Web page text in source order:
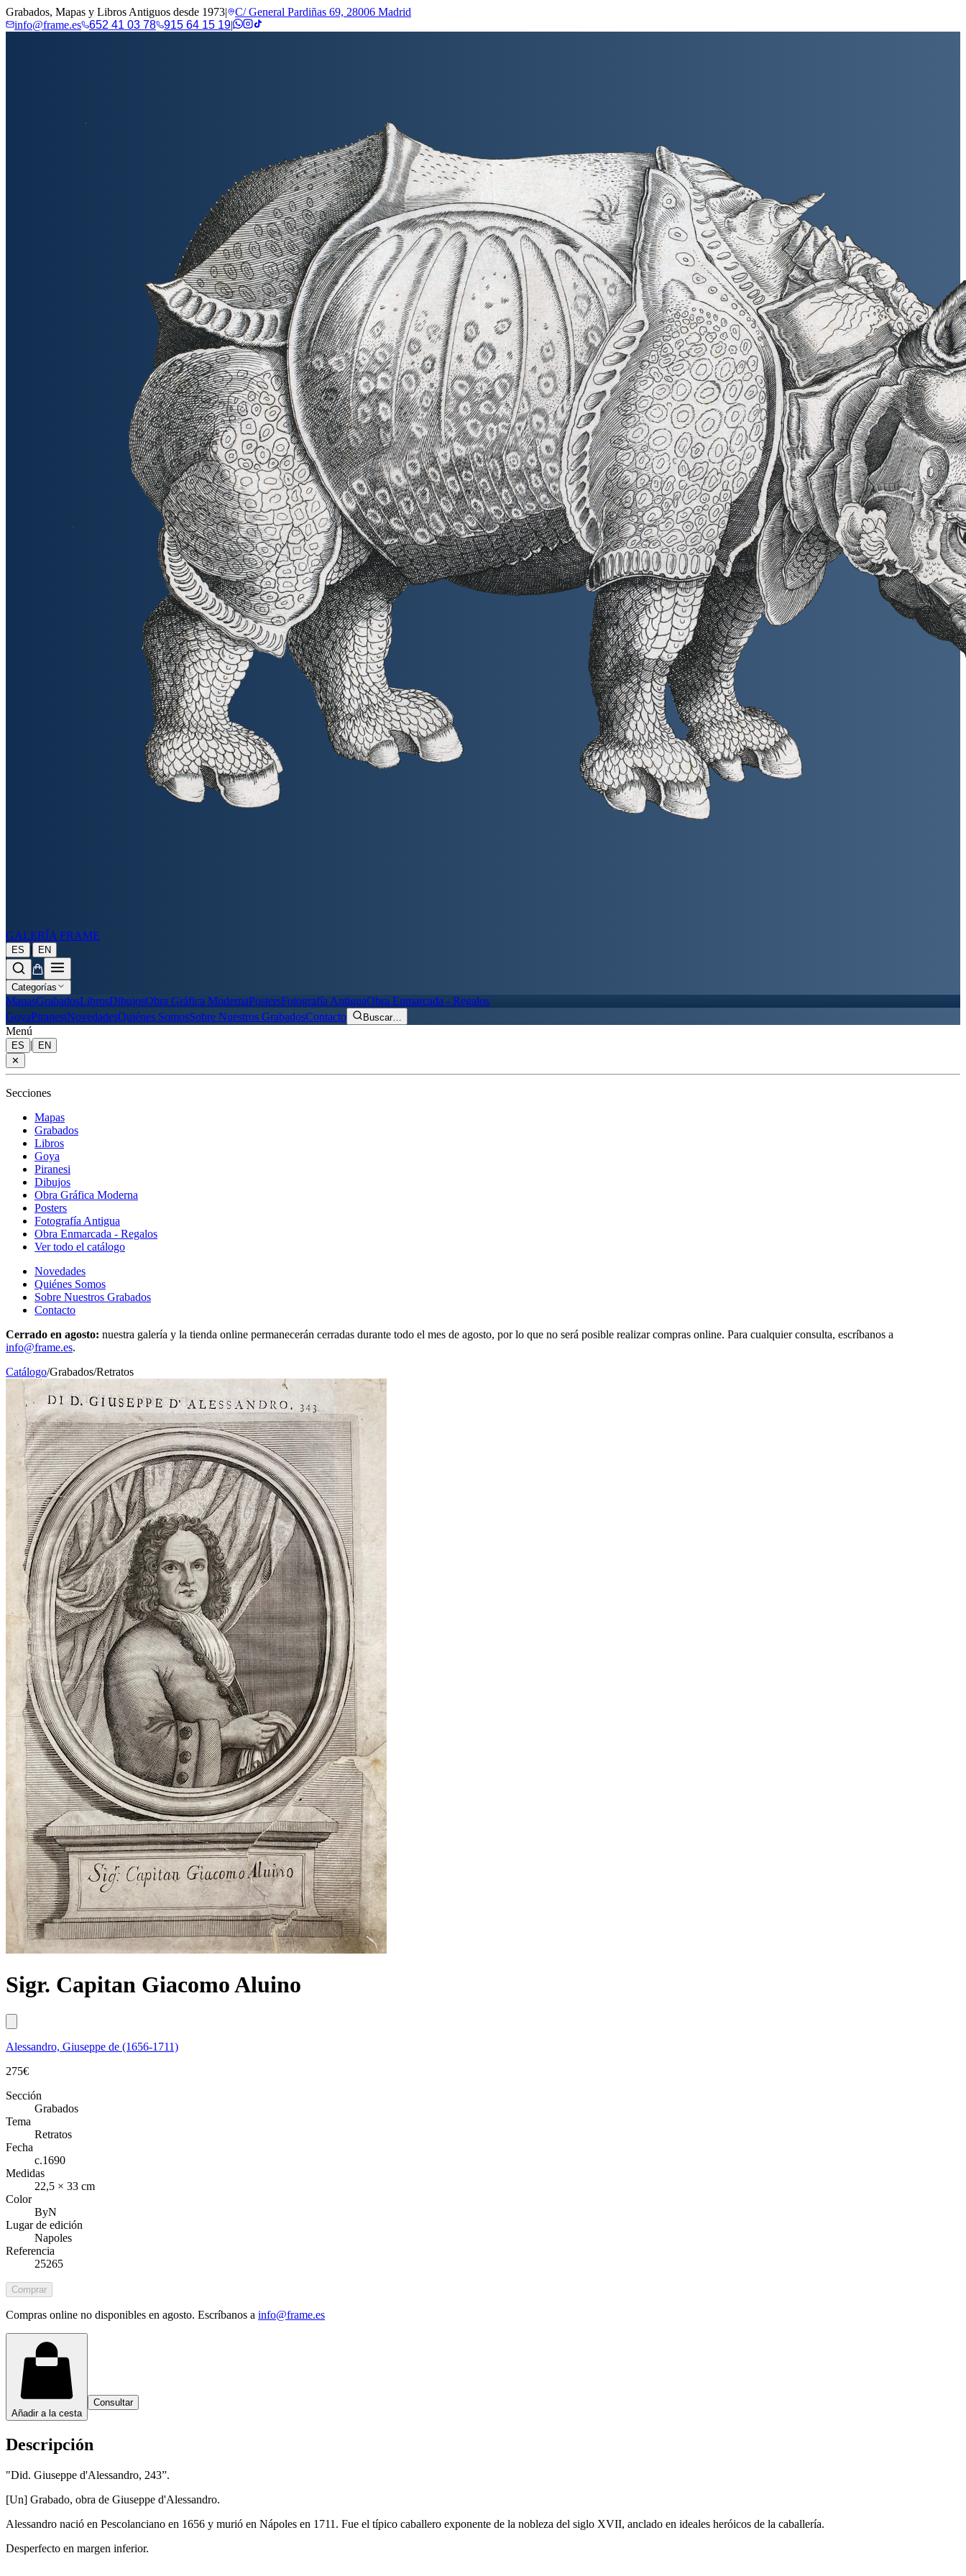
Grabados, Mapas y Libros Antiguos desde 1973|
C/ General Pardiñas 69, 28006 Madrid
info@frame.es
652 41 03 78 915 64 15 19|
GALERÍA FRAME
ES | EN
Categorías
MapasGrabadosLibrosDibujosObra Gráfica ModernaPostersFotografía AntiguaObra Enmarcada - Regalos
GoyaPiranesiNovedadesQuiénes SomosSobre Nuestros GrabadosContacto Buscar…
Menú
ES |
EN
✕
Secciones
Mapas
Grabados
Libros
Goya
Piranesi
Dibujos
Obra Gráfica Moderna
Posters
Fotografía Antigua
Obra Enmarcada - Regalos
Ver todo el catálogo
Novedades
Quiénes Somos
Sobre Nuestros Grabados
Contacto
Cerrado en agosto: nuestra galería y la tienda online permanecerán cerradas durante todo el mes de agosto, por lo que no será posible realizar compras online. Para cualquier consulta, escríbanos a
info@frame.es.
Catálogo/Grabados/Retratos
Sigr. Capitan Giacomo Aluino
Alessandro, Giuseppe de (1656-1711)
275€
Sección
Grabados
Tema
Retratos
Fecha
c.1690
Medidas
22,5 × 33 cm
Color
ByN
Lugar de edición
Napoles
Referencia
25265
Comprar
Compras online no disponibles en agosto. Escríbanos a info@frame.es
Añadir a la cesta
Consultar
Descripción
"Did. Giuseppe d'Alessandro, 243”.
[Un] Grabado, obra de Giuseppe d'Alessandro.
Alessandro nació en Pescolanciano en 1656 y murió en Nápoles en 1711. Fue el típico caballero exponente de la nobleza del siglo XVII, anclado en ideales heróicos de la caballería.
Desperfecto en margen inferior.